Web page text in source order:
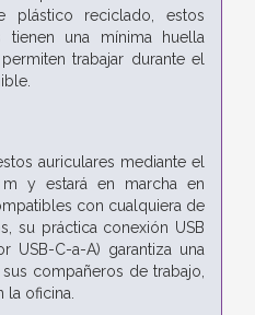
reciclado, estos
tienen una mínima huella
trabajar durante el
auriculares mediante el
y estará en marcha en
con cualquiera de
su práctica conexión USB
USB-C-a-A) garantiza una
compañeros de trabajo,
oficina.